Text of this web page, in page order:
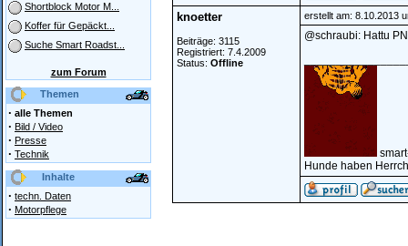
Shortblock Motor M...
Koffer für Gepäckt...
Suche Smart Roadst...
zum Forum
Themen
· alle Themen
· Bild / Video
· Presse
· Technik
Inhalte
· techn. Daten
· Motorpflege
knoetter
Beiträge: 3115
Registriert: 7.4.2009
Status: Offline
erstellt am: 8.10.2013
@schraubi: Hattu PN
Hunde haben